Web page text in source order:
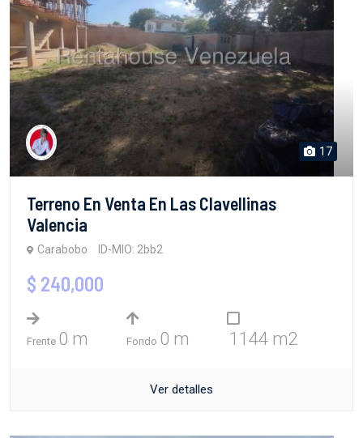
17
Terreno En Venta En Las Clavellinas
Valencia
Carabobo ID-MIO: 2bb2
$ 240,000
Frente 0 m Fondo 0 m 1144 m2
Ver detalles